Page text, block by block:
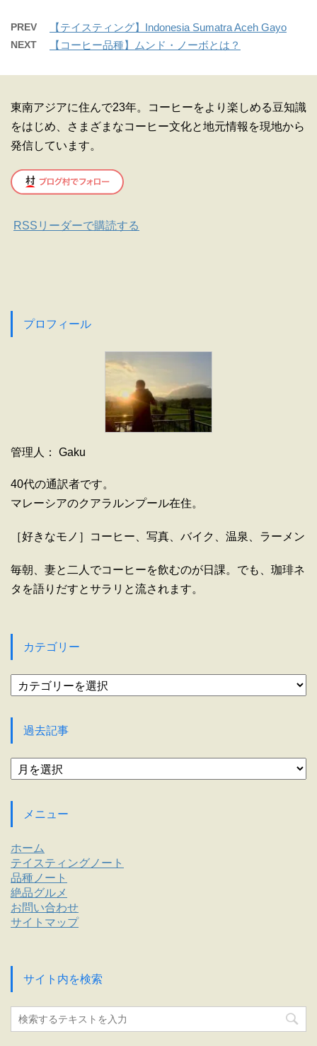
PREV 【テイスティング】Indonesia Sumatra Aceh Gayo
NEXT 【コーヒー品種】ムンド・ノーボとは？
東南アジアに住んで23年。コーヒーをより楽しめる豆知識
をはじめ、さまざまなコーヒー文化と地元情報を現地から
発信しています。
RSSリーダーで購読する
プロフィール
管理人： Gaku
40代の通訳者です。
マレーシアのクアラルンプール在住。
［好きなモノ］コーヒー、写真、バイク、温泉、ラーメン
毎朝、妻と二人でコーヒーを飲むのが日課。でも、珈琲ネ
タを語りだすとサラリと流されます。
カテゴリー
テ
過去記事
過
去
メニュー
ホーム
テイスティングノート
品種ノート
絶品グルメ
お問い合わせ
サイトマップ
サイト内を検索